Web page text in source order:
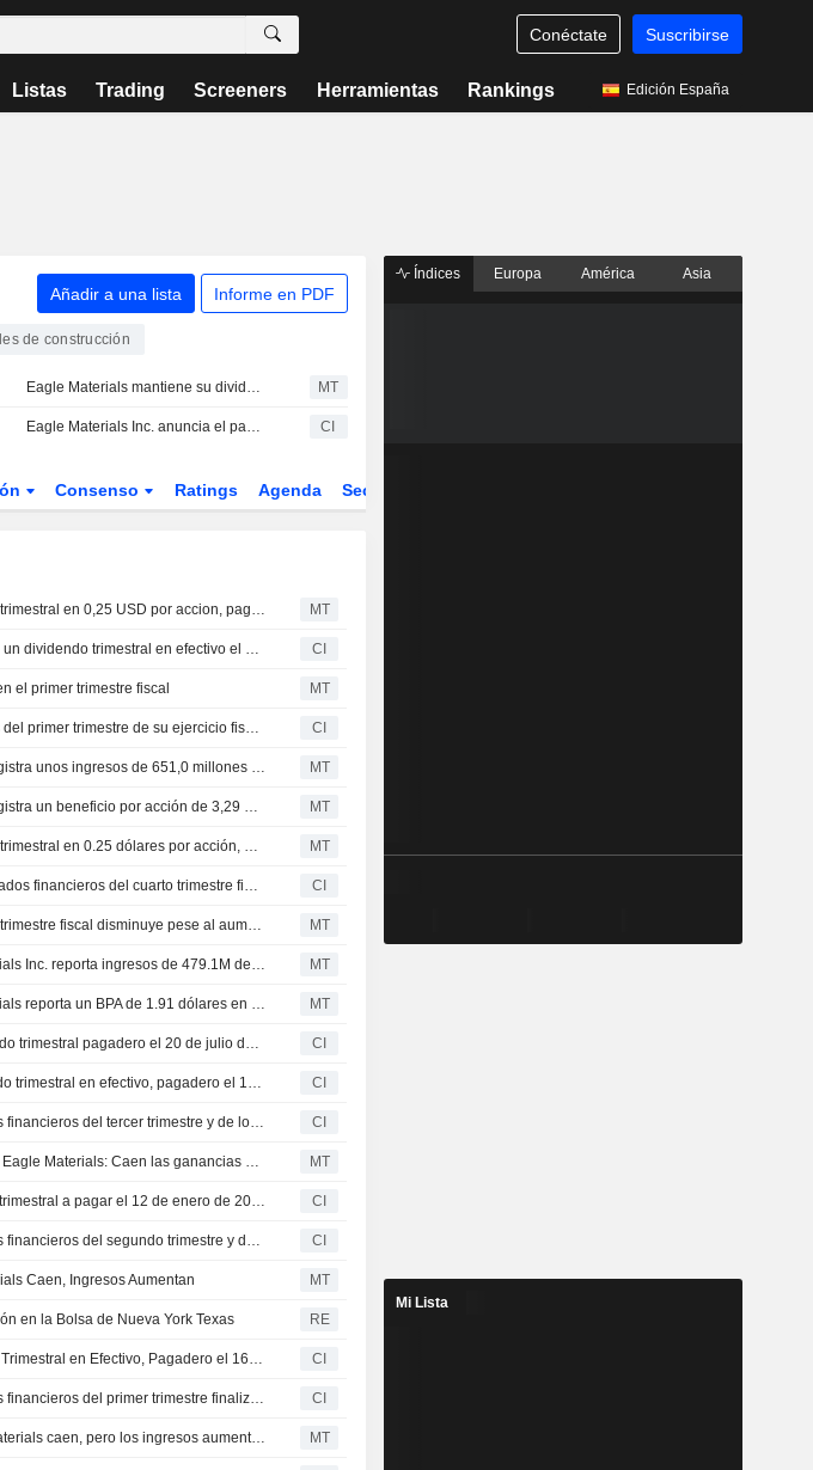
Conéctate Suscribirse
Listas Trading Screeners Herramientas Rankings Edición España
Añadir a una lista Informe en PDF
de construcción
Eagle Materials mantiene su dividendo trimestral en 0,25 USD por accion, pagadero el 13 de octubre MT
Eagle Materials Inc. anuncia el pago de un dividendo trimestral en efectivo el 13 de octubre de 2026 CI
Consenso Ratings Agenda Sector
Eagle Materials mantiene su dividendo trimestral en 0,25 USD por accion, pagadero el 13 de octubre MT
Eagle Materials Inc. anuncia el pago de un dividendo trimestral en efectivo el 13 de octubre de 2026 CI
el primer trimestre fiscal MT
Eagle Materials presenta los resultados del primer trimestre de su ejercicio fiscal 2026 CI
Flash de resultados: Eagle Materials registra unos ingresos de 651,0 millones USD en el primer trimestre, frente a los 620,4 millones USD previstos por FactSet MT
Flash de resultados: Eagle Materials registra un beneficio por acción de 3,29 USD en el primer trimestre fiscal, frente a los 3,38 USD previstos por FactSet MT
Eagle Materials mantiene su dividendo trimestral en 0.25 dólares por acción, pagadero el 20 de julio a los accionistas registrados al 15 de junio MT
Eagle Materials Inc. presenta sus resultados financieros del cuarto trimestre finalizado el 31 de marzo de 2026 CI
Eagle Materials: El beneficio del cuarto trimestre fiscal disminuye pese al aumento de los ingresos MT
Flash de resultados (EXP): Eagle Materials Inc. reporta ingresos de 479.1M de dólares en el cuarto trimestre, frente a los 452.0M previstos por FactSet MT
Flash de resultados (EXP): Eagle Materials reporta un BPA de 1.91 dólares en el cuarto trimestre fiscal, frente a los 1.57 dólares estimados por FactSet MT
Eagle Materials Inc. anuncia un dividendo trimestral pagadero el 20 de julio de 2026 CI
Eagle Materials Inc. declara un dividendo trimestral en efectivo, pagadero el 13 de abril de 2026 CI
Eagle Materials Inc. presenta resultados financieros del tercer trimestre y de los nueve meses finalizados el 31 de diciembre de 2025 CI
Resultados del tercer trimestre fiscal de Eagle Materials: Caen las ganancias y los ingresos MT
Eagle Materials Inc. anuncia dividendo trimestral a pagar el 12 de enero de 2026 CI
Eagle Materials Inc. presenta resultados financieros del segundo trimestre y del semestre finalizado el 30 de septiembre de 2025 CI
Caen, Ingresos Aumentan MT
en la Bolsa de Nueva York Texas RE
Eagle Materials Inc. Anuncia Dividendo Trimestral en Efectivo, Pagadero el 16 de Octubre de 2025 CI
Eagle Materials Inc. presenta resultados financieros del primer trimestre finalizado el 30 de junio de 2025 CI
Las ganancias trimestrales de Eagle Materials caen, pero los ingresos aumentan MT
Índices Europa América Asia
Mi Lista